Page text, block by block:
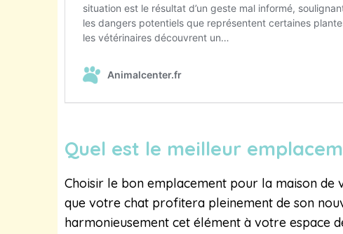
Quel est le meilleur
Choisir le bon emplacement pour la maison
que votre chat profitera pleinement de son
harmonieusement cet élément à votre espace